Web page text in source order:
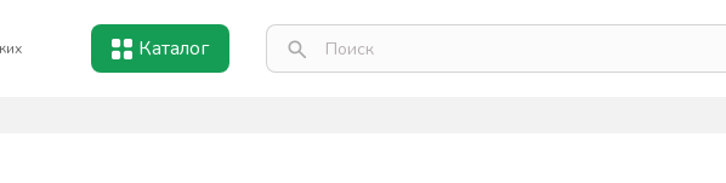
Каталог